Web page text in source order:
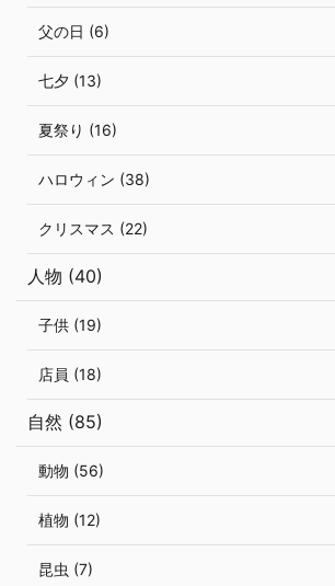
父の日 (6)
七夕 (13)
夏祭り (16)
ハロウィン (38)
クリスマス (22)
人物 (40)
子供 (19)
店員 (18)
自然 (85)
動物 (56)
植物 (12)
昆虫 (7)